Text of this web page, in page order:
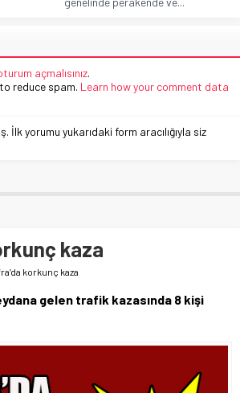
açmalısınız.
reduce spam. Learn how your comment data
İlk yorumu yukarıdaki form aracılığıyla siz
kaza
korkunç kaza
gelen trafik kazasında 8 kişi